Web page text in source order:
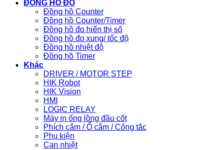
ĐỒNG HỒ ĐO
Đồng hồ Counter
Đồng hồ Counter/Timer
Đồng hồ đo hiển thị số
Đồng hồ đo xung/ tốc độ
Đồng hồ nhiệt độ
Đồng hồ Timer
Khác
DRIVER / MOTOR STEP
HIK Robot
HIK Vision
HMI
LOGIC RELAY
Máy in ống lồng đầu cốt
Phích cắm / Ổ cắm / Công tắc
Phụ kiện
Can nhiệt